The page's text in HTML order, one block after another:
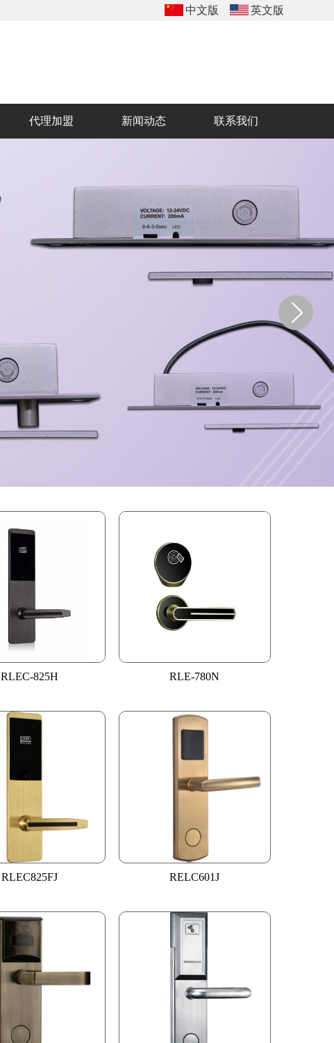
中文版 英文版
代理加盟 新闻动态 联系我们
RLEC-825H RLE-780N
RLEC825FJ RELC601J